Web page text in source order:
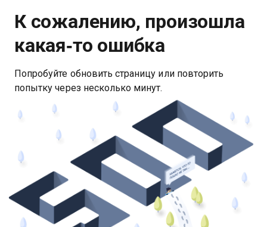
К сожалению, произошла
какая‑то ошибка
Попробуйте обновить страницу или повторить
попытку через несколько минут.